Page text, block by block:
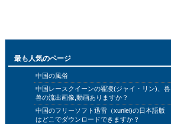
最も人気のページ
中国の風俗
中国レースクイーンの翟凌(ジャイ・リン)、兽
兽の流出画像,動画ありますか？
中国のフリーソフト迅雷（xunlei)の日本語版
はどこでダウンロードできますか？